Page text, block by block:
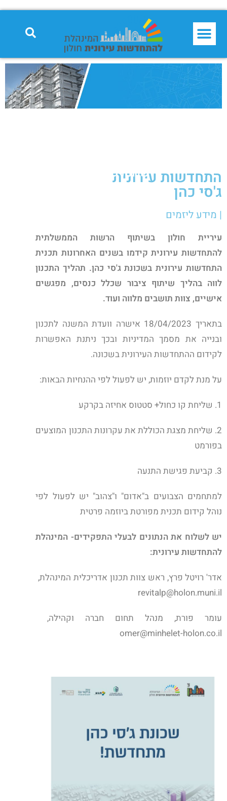
שכונת ג'סי כהן
התחדשות עירונית
ג'סי כהן
| מידע ליזמים
עיריית חולון בשיתוף הרשות הממשלתית
להתחדשות עירונית קידמו בשנים האחרונות תכנית
התחדשות עירונית בשכונת ג'סי כהן. תהליך התכנון
לווה בהליך שיתוף ציבור שכלל כנסים, מפגשים
אישיים, צוות תושבים מלווה ועוד.
בתאריך 18/04/2023 אישרה וועדת המשנה לתכנון
ובנייה את מסמך המדיניות ובכך ניתנת האפשרות
לקידום ההתחדשות העירונית בשכונה.
על מנת לקדם יוזמות, יש לפעול לפי ההנחיות הבאות:
1. שליחת קו כחול+ סטטוס אחיזה בקרקע
2. שליחת מצגת הכוללת את עקרונות התכנון המוצעים
בפורמט
3. קביעת פגישת התנעה
למתחמים הצבועים ב"אדום" ו"צהוב" יש לפעול לפי
נוהל קידום תכנית מפורטת ביוזמה פרטית
יש לשלוח את הנתונים לבעלי התפקידים- המינהלת
להתחדשות עירונית:
אדר' רויטל פרץ, ראש צוות תכנון אדריכלית המינהלת,
revitalp@holon.muni.il
עומר פורת, מנהל תחום חברה וקהילה,
omer@minhelet-holon.co.il